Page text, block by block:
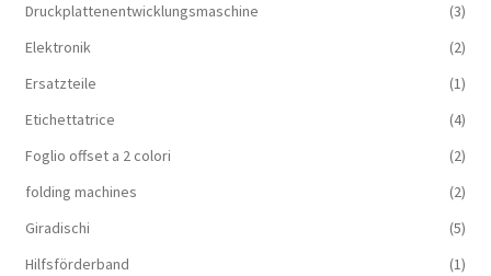
Druckplattenentwicklungsmaschine
(3)
Elektronik
(2)
Ersatzteile
(1)
Etichettatrice
(4)
Foglio offset a 2 colori
(2)
folding machines
(2)
Giradischi
(5)
Hilfsförderband
(1)